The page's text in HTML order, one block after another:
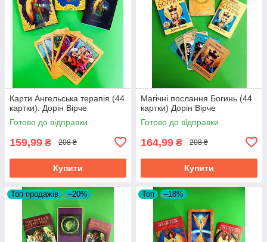
Карти Ангельська терапія (44
картки). Дорін Вірче
Готово до відправки
159,99 ₴ 208 ₴
Купити
Магічні послання Богинь (44
картки) Дорін Вірче
Готово до відправки
164,99 ₴ 208 ₴
Купити
Топ продажів –20% Топ –18%